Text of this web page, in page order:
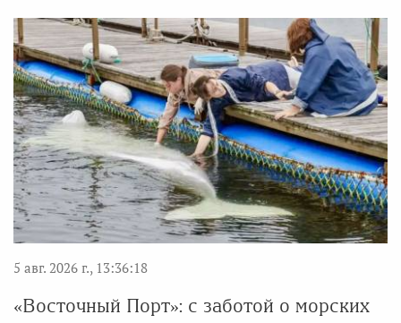
5 авг. 2026 г., 13:36:18
«Восточный Порт»: с заботой о морских